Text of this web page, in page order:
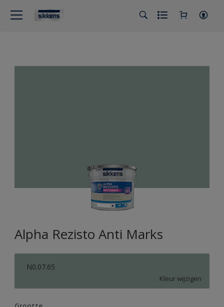
Alpha Rezisto Anti Marks
N0.07.65
Kleur wijzigen